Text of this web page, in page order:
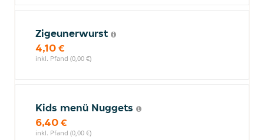
Zigeunerwurst
4,10 €
inkl. Pfand (0,00 €)
Kids menü Nuggets
6,40 €
inkl. Pfand (0,00 €)